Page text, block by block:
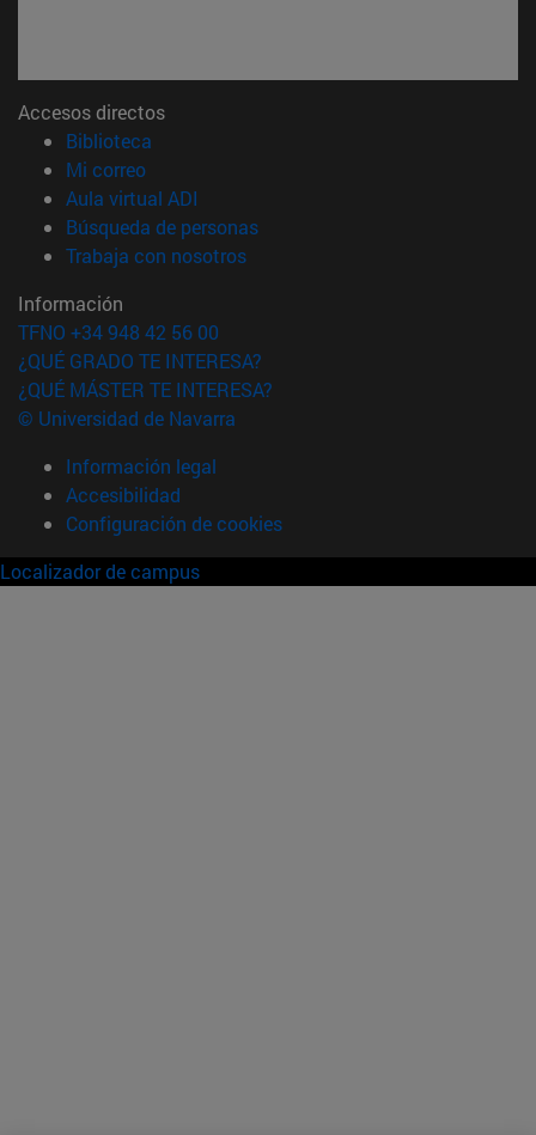
Accesos directos
Biblioteca
Mi correo(abre en nueva ventana)
Aula virtual ADI
Búsqueda de personas(abre en nueva ventana)
Trabaja con nosotros(abre en nueva ventana)
Información
TFNO +34 948 42 56 00
¿QUÉ GRADO TE INTERESA?
¿QUÉ MÁSTER TE INTERESA?
© Universidad de Navarra
Información legal
Accesibilidad
Configuración de cookies
Localizador de campus